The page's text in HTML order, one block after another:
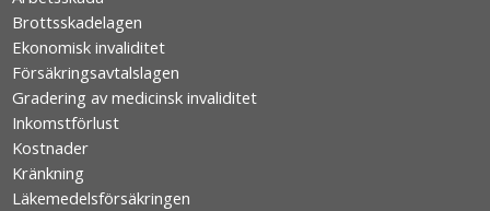
Brottsskadelagen
Ekonomisk invaliditet
Försäkringsavtalslagen
Gradering av medicinsk invaliditet
Inkomstförlust
Kostnader
Kränkning
Läkemedelsförsäkringen